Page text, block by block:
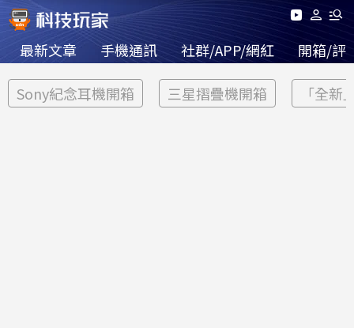
最新文章 手機通訊 社群/APP/網紅 開箱/評
Sony紀念耳機開箱 三星摺疊機開箱 「全新